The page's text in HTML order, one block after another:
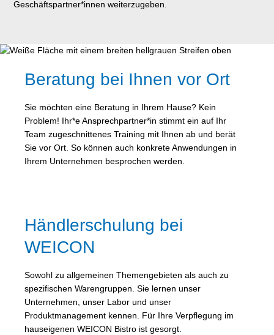
Geschäftspartner*innen weiterzugeben.
Beratung bei Ihnen vor Ort
Sie möchten eine Beratung in Ihrem Hause? Kein
Problem! Ihr*e Ansprechpartner*in stimmt ein auf Ihr
Team zugeschnittenes Training mit Ihnen ab und berät
Sie vor Ort. So können auch konkrete Anwendungen in
Ihrem Unternehmen besprochen werden.
Händlerschulung bei
WEICON
Sowohl zu allgemeinen Themengebieten als auch zu
spezifischen Warengruppen. Sie lernen unser
Unternehmen, unser Labor und unser
Produktmanagement kennen. Für Ihre Verpflegung im
hauseigenen WEICON Bistro ist gesorgt.